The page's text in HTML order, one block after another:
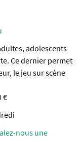
adolescents
Ce dernier permet
le jeu sur scène
€
nous une